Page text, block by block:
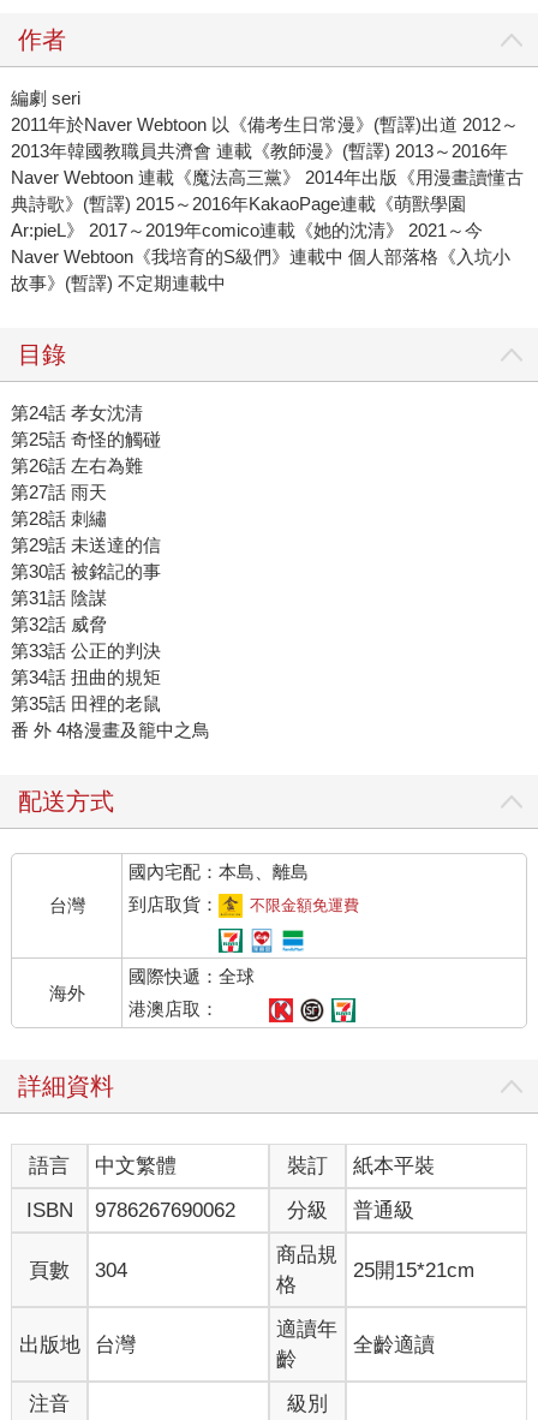
作者
編劇 seri
2011年於Naver Webtoon 以《備考生日常漫》(暫譯)出道 2012～
2013年韓國教職員共濟會 連載《教師漫》(暫譯) 2013～2016年
Naver Webtoon 連載《魔法高三黨》 2014年出版《用漫畫讀懂古
典詩歌》(暫譯) 2015～2016年KakaoPage連載《萌獸學園
Ar:pieL》 2017～2019年comico連載《她的沈清》 2021～今
Naver Webtoon《我培育的S級們》連載中 個人部落格《入坑小
故事》(暫譯) 不定期連載中
目錄
第24話 孝女沈清
第25話 奇怪的觸碰
第26話 左右為難
第27話 雨天
第28話 刺繡
第29話 未送達的信
第30話 被銘記的事
第31話 陰謀
第32話 威脅
第33話 公正的判決
第34話 扭曲的規矩
第35話 田裡的老鼠
番 外 4格漫畫及籠中之鳥
配送方式
台灣
國內宅配：本島、離島
到店取貨：
不限金額免運費
海外
國際快遞：全球
港澳店取：
詳細資料
語言 中文繁體 裝訂
紙本平裝
ISBN
9786267690062 分級 普通級
頁數 304
商品規
格
25開15*21cm
出版地 台灣
適讀年
齡
全齡適讀
注音 級別